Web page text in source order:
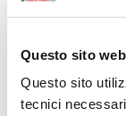
Questo sito
Questo sito
tecnici
Ciclamini
Cura del
Eventi